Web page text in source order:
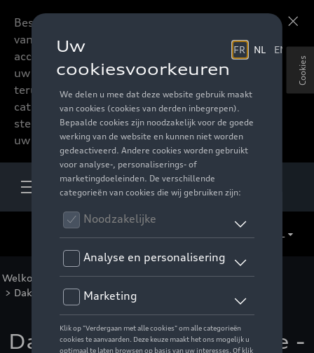
Beste accessoires-lovers,
vanaf nu kan u het hele
accessoire assortiment van
uw favoriete merk
terugvinden in de online
catalogus. Deze kunnen
steeds besteld worden via
uw verdeler.
Welkom Catalogus Audi >Transport
> Dakkoffers en bagagerekken
Dakkoffer Vector Alpine -
Cookies